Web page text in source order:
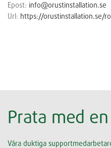
Epost: info@orustinstallation.se
Url: https://orustinstallation.se/
Prata med
Våra duktiga